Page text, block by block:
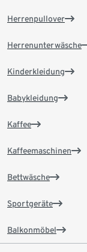
Herrenpullover
Herrenunterwäsche
Kinderkleidung
Babykleidung
Kaffee
Kaffeemaschinen
Bettwäsche
Sportgeräte
Balkonmöbel